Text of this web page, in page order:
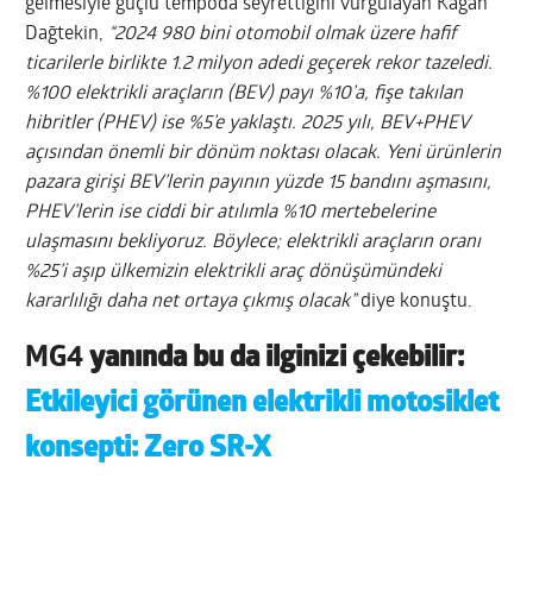
gelmesiyle güçlü tempoda seyrettiğini vurgulayan Kağan
Dağtekin, “2024 980 bini otomobil olmak üzere hafif
ticarilerle birlikte 1.2 milyon adedi geçerek rekor tazeledi.
%100 elektrikli araçların (BEV) payı %10’a, fişe takılan
hibritler (PHEV) ise %5’e yaklaştı. 2025 yılı, BEV+PHEV
açısından önemli bir dönüm noktası olacak. Yeni ürünlerin
pazara girişi BEV’lerin payının yüzde 15 bandını aşmasını,
PHEV’lerin ise ciddi bir atılımla %10 mertebelerine
ulaşmasını bekliyoruz. Böylece; elektrikli araçların oranı
%25’i aşıp ülkemizin elektrikli araç dönüşümündeki
kararlılığı daha net ortaya çıkmış olacak”diye konuştu.
MG4yanında bu da ilginizi çekebilir:
Etkileyici görünen elektrikli motosiklet
konsepti: Zero SR-X